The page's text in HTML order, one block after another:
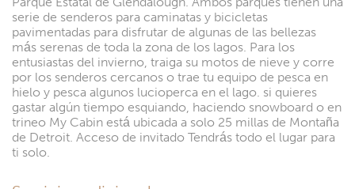
serie de senderos para caminatas y bicicletas
pavimentadas para disfrutar de algunas de las bellezas
más serenas de toda la zona de los lagos. Para los
entusiastas del invierno, traiga su motos de nieve y corre
por los senderos cercanos o trae tu equipo de pesca en
hielo y pesca algunos lucioperca en el lago. si quieres
gastar algún tiempo esquiando, haciendo snowboard o en
trineo My Cabin está ubicada a solo 25 millas de Montaña
de Detroit. Acceso de invitado Tendrás todo el lugar para
ti solo.